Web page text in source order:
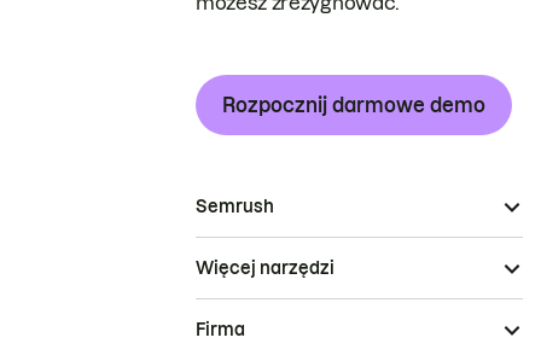
Rozpocznij darmowe demo
Semrush
Więcej narzędzi
Firma